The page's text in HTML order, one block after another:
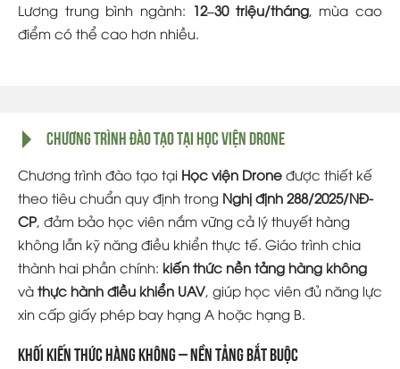
Lương trung bình ngành: 12–30 triệu/tháng, mùa cao
điểm có thể cao hơn nhiều.
Chương trình đào tạo tại Học viện Drone
Chương trình đào tạo tại Học viện Drone được thiết kế
theo tiêu chuẩn quy định trong Nghị định 288/2025/NĐ-
CP, đảm bảo học viên nắm vững cả lý thuyết hàng
không lẫn kỹ năng điều khiển thực tế. Giáo trình chia
thành hai phần chính: kiến thức nền tảng hàng không
và thực hành điều khiển UAV, giúp học viên đủ năng lực
xin cấp giấy phép bay hạng A hoặc hạng B.
Khối kiến thức hàng không – Nền tảng bắt buộc